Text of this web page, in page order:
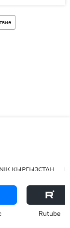
КЫРГЫЗСТАН
Rutube